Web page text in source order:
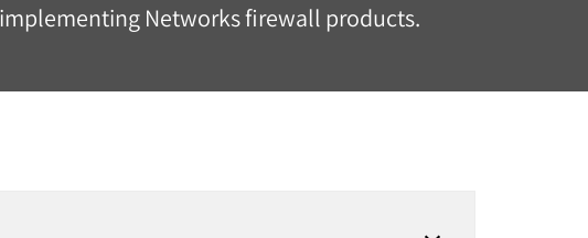
implementing Networks firewall products.